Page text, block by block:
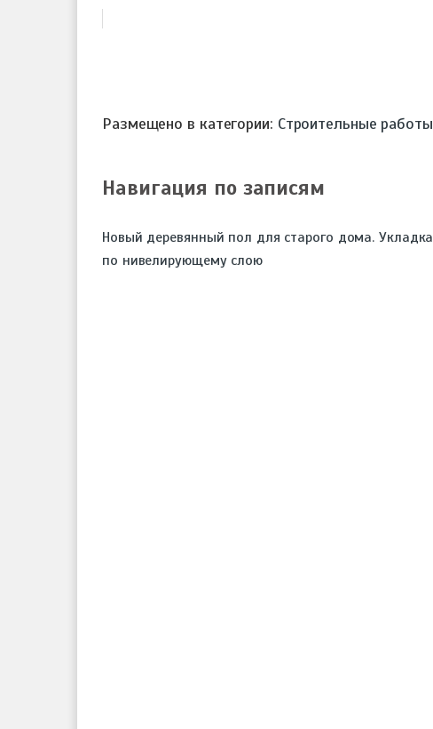
Размещено в категории: Строительные работы
Навигация по записям
Новый деревянный пол для старого дома. Укладка
по нивелирующему слою